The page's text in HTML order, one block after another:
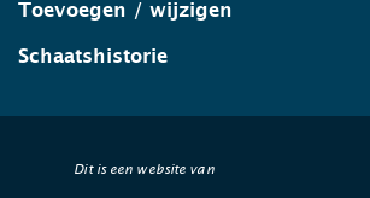
Toevoegen / wijzigen
Schaatshistorie
Dit is een website van